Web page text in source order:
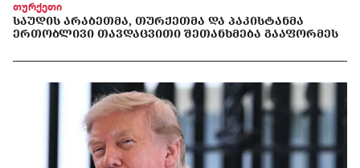
თურქეთი
ᲡᲐᲣᲓᲘᲡ ᲐᲠᲐᲑᲔᲗᲛᲐ, ᲗᲣᲠᲥᲔᲗᲛᲐ ᲓᲐ ᲞᲐᲙᲘᲡᲢᲐᲜᲛᲐ
ᲔᲠᲗᲝᲑᲚᲘᲕᲘ ᲗᲐᲕᲓᲐᲪᲕᲘᲗᲘ ᲨᲔᲗᲐᲜᲮᲛᲔᲑᲐ ᲒᲐᲐᲤᲝᲠᲛᲔᲡ